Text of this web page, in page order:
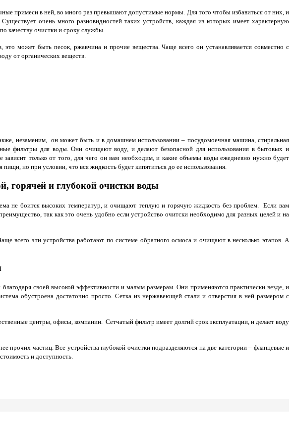
примеси в ней, во много раз превышают допустимые нормы. Для того чтобы избавиться от них, и
очень много разновидностей таких устройств, каждая из которых имеет характерную
качеству очистки и сроку службы.
может быть песок, ржавчина и прочие вещества. Чаще всего он устанавливается совместно с
от органических веществ.
незаменим, он может быть и в домашнем использовании – посудомоечная машина, стиральная
фильтры для воды. Они очищают воду, и делают безопасной для использования в бытовых и
только от того, для чего он вам необходим, и какие объемы воды ежедневно нужно будет
но при условии, что вся жидкость будет кипятиться до ее использования.
горячей и глубокой очистки воды
не боится высоких температур, и очищают теплую и горячую жидкость без проблем. Если вам
так как это очень удобно если устройство очитски необходимо для разных целей и на
всего эти устройства работают по системе обратного осмоса и очищают в несколько этапов. А
своей высокой эффективности и малым размерам. Они применяются практически везде, и
обустроена достаточно просто. Сетка из нержавеющей стали и отверстия в ней размером с
центры, офисы, компании. Сетчатый фильтр имеет долгий срок эксплуатации, и делает воду
прочих частиц. Все устройства глубокой очистки подразделяются на две категории – фланцевые и
и доступность.